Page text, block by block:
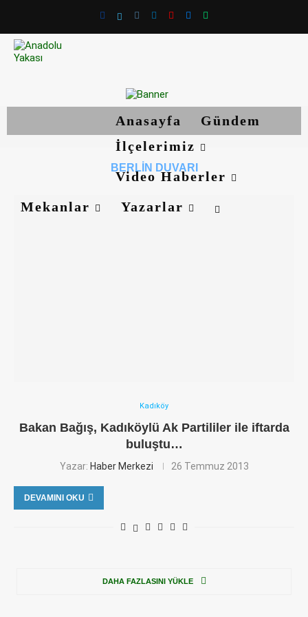
Anasayfa
Gündem
İlçelerimiz
Video Haberler
Mekanlar
Yazarlar
BERLIN DUVARI
Kadıköy
Bakan Bağış, Kadıköylü Ak Partililer ile iftarda
buluştu…
Yazar: Haber Merkezi 26 Temmuz 2013
DEVAMINI OKU
DAHA FAZLASINI YÜKLE